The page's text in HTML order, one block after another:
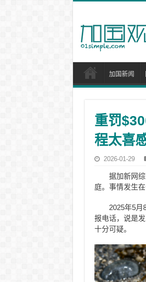
加国新闻
重罚
程太喜
2026-01-29
据加新网
庭。事情发生
2025年5
报电话，说是
十分可疑。